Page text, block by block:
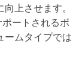
上させます。
ポートされるボ
ームタイプでは